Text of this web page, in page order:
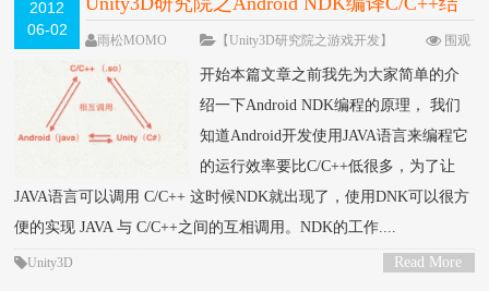
2012
06-02
合Unity实现本地数据共享（二十八）
雨松MOMO 【Unity3D研究院之游戏开发】
围观
开始本篇文章之前我先为大家简单的介
绍一下Android NDK编程的原理， 我们
知道Android开发使用JAVA语言来编程它
的运行效率要比C/C++低很多，为了让
JAVA语言可以调用 C/C++ 这时候NDK就出现了，使用DNK可以很方
便的实现 JAVA 与 C/C++之间的互相调用。NDK的工作....
Read More
Unity3D